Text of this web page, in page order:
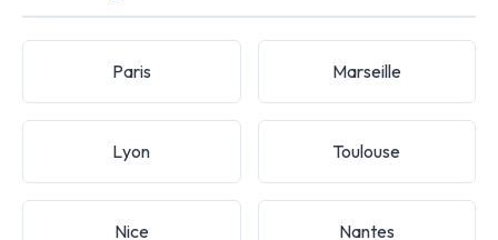
Paris Marseille
Lyon Toulouse
Nice Nantes